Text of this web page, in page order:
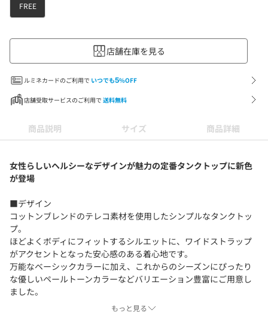
FREE
店舗在庫を見る
ルミネカードのご利用で いつでも5%OFF
店舗受取サービスのご利用で 送料無料
商品説明 サイズ 商品詳細
女性らしいヘルシーなデザインが魅力の定番タンクトップに新色
が登場
■デザイン
コットンブレンドのテレコ素材を使用したシンプルなタンクトッ
プ。
ほどよくボディにフィットするシルエットに、ワイドストラップ
がアクセントとなった安心感のある着心地です。
万能なベーシックカラーに加え、これからのシーズンにぴったり
な優しいペールトーンカラーなどバリエーション豊富にご用意し
ました。
定番カラーとニュアンスカラー、複数持っていても重宝するイン
もっと見る